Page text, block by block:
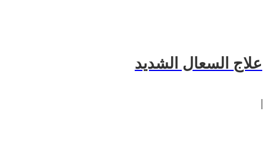
علاج السعال الشديد